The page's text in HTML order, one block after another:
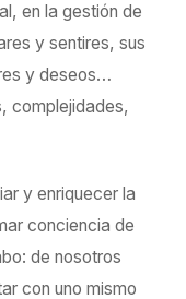
en la gestión de
y sentires, sus
y deseos…
complejidades,
y enriquecer la
conciencia de
de nosotros
con uno mismo